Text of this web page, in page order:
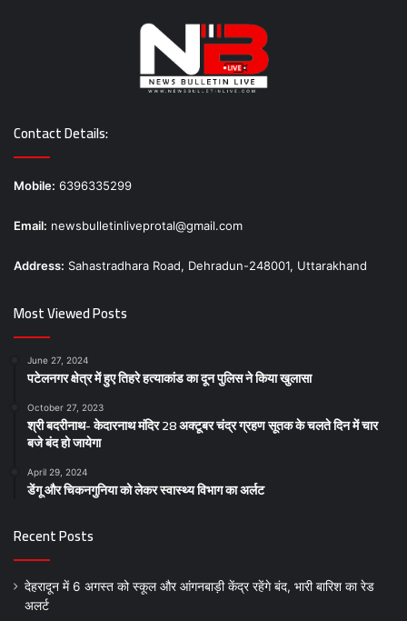
Contact Details:
Mobile: 6396335299
Email: newsbulletinliveprotal@gmail.com
Address: Sahastradhara Road, Dehradun-248001, Uttarakhand
Most Viewed Posts
June 27, 2024
पटेलनगर क्षेत्र में हुए तिहरे हत्याकांड का दून पुलिस ने किया खुलासा
October 27, 2023
श्री बदरीनाथ- केदारनाथ मंदिर 28 अक्टूबर चंद्र ग्रहण सूतक के चलते दिन में चार
बजे बंद हो जायेगा
April 29, 2024
डेंगू और चिकनगुनिया को लेकर स्वास्थ्य विभाग का अर्लट
Recent Posts
देहरादून में 6 अगस्त को स्कूल और आंगनबाड़ी केंद्र रहेंगे बंद, भारी बारिश का रेड
अलर्ट